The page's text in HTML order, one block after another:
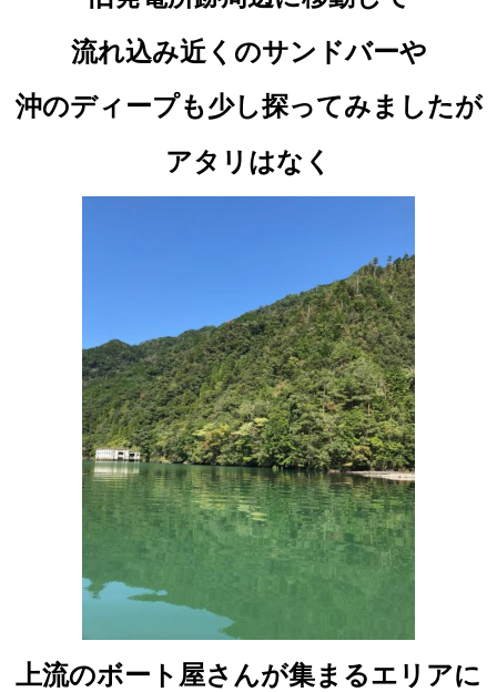
流れ込み近くのサンドバーや
沖のディープも少し探ってみましたが
アタリはなく
上流のボート屋さんが集まるエリアに